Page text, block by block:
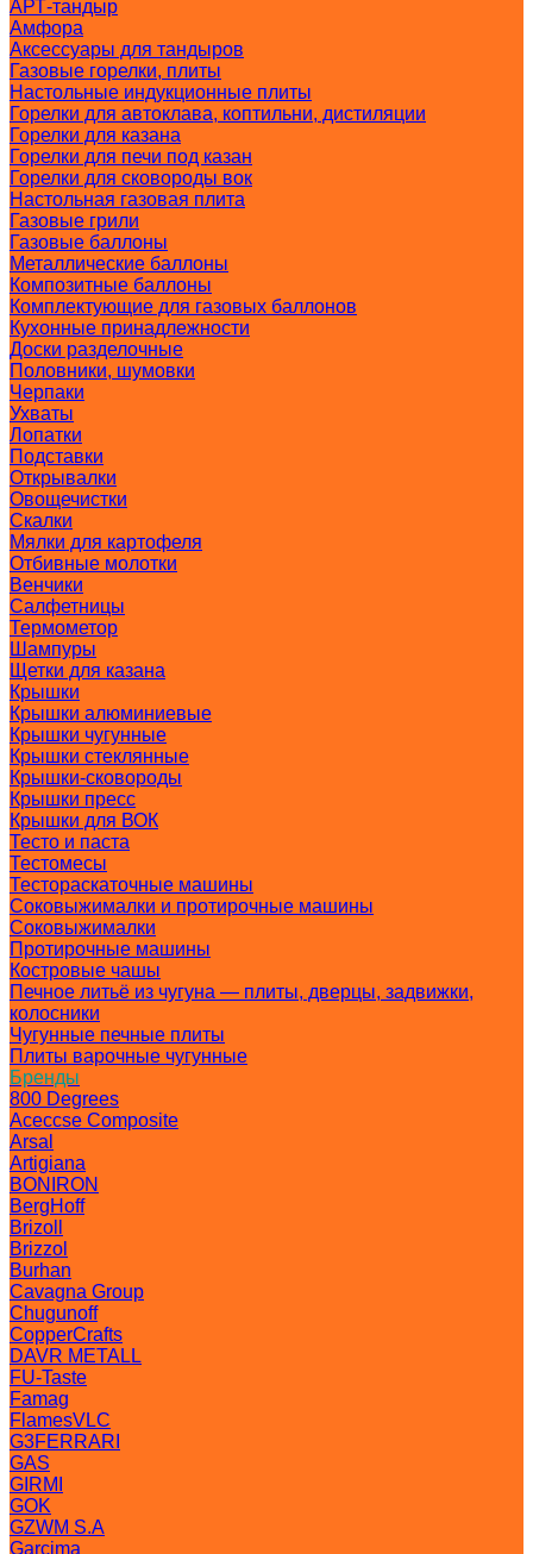
АРТ-тандыр
Амфора
Аксессуары для тандыров
Газовые горелки, плиты
Настольные индукционные плиты
Горелки для автоклава, коптильни, дистиляции
Горелки для казана
Горелки для печи под казан
Горелки для сковороды вок
Настольная газовая плита
Газовые грили
Газовые баллоны
Металлические баллоны
Композитные баллоны
Комплектующие для газовых баллонов
Кухонные принадлежности
Доски разделочные
Половники, шумовки
Черпаки
Ухваты
Лопатки
Подставки
Открывалки
Овощечистки
Скалки
Мялки для картофеля
Отбивные молотки
Венчики
Салфетницы
Термометор
Шампуры
Щетки для казана
Крышки
Крышки алюминиевые
Крышки чугунные
Крышки стеклянные
Крышки-сковороды
Крышки пресс
Крышки для ВОК
Тесто и паста
Тестомесы
Тестораскаточные машины
Соковыжималки и протирочные машины
Соковыжималки
Протирочные машины
Костровые чашы
Печное литьё из чугуна — плиты, дверцы, задвижки,
колосники
Чугунные печные плиты
Плиты варочные чугунные
Бренды
800 Degrees
Aceccse Composite
Arsal
Artigiana
BONIRON
BergHoff
Brizoll
Brizzol
Burhan
Cavagna Group
Chugunoff
CopperCrafts
DAVR METALL
FU-Taste
Famag
FlamesVLC
G3FERRARI
GAS
GIRMI
GOK
GZWM S.A
Garcima